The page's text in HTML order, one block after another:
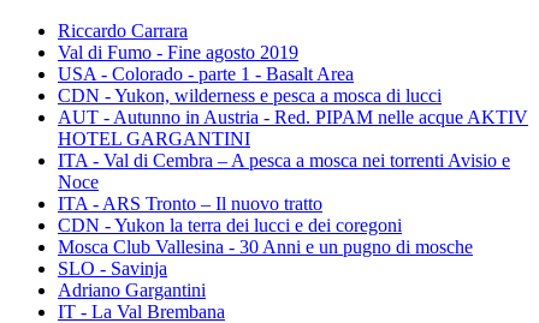
Riccardo Carrara
Val di Fumo - Fine agosto 2019
USA - Colorado - parte 1 - Basalt Area
CDN - Yukon, wilderness e pesca a mosca di lucci
AUT - Autunno in Austria - Red. PIPAM nelle acque AKTIV
HOTEL GARGANTINI
ITA - Val di Cembra – A pesca a mosca nei torrenti Avisio e
Noce
ITA - ARS Tronto – Il nuovo tratto
CDN - Yukon la terra dei lucci e dei coregoni
Mosca Club Vallesina - 30 Anni e un pugno di mosche
SLO - Savinja
Adriano Gargantini
IT - La Val Brembana